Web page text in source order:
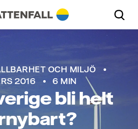
OCH MILJÖ
2016
6 MIN
bli helt